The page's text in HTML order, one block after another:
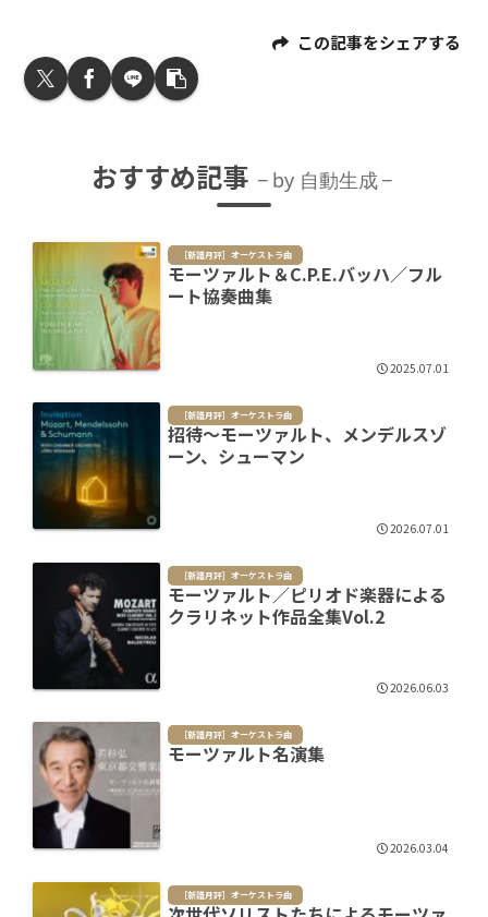
この記事をシェアする
おすすめ記事 by 自動生成
［新譜月評］オーケストラ曲
モーツァルト＆C.P.E.バッハ／フル
ート協奏曲集
2025.07.01
［新譜月評］オーケストラ曲
招待～モーツァルト、メンデルスゾ
ーン、シューマン
2026.07.01
［新譜月評］オーケストラ曲
モーツァルト／ピリオド楽器による
クラリネット作品全集Vol.2
2026.06.03
［新譜月評］オーケストラ曲
モーツァルト名演集
2026.03.04
［新譜月評］オーケストラ曲